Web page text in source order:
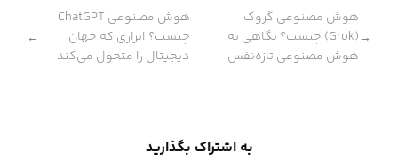
→
هوش مصنوعی گروک
(Grok) چیست؟ نگاهی به
هوش مصنوعی تازه‌نفس
هوش مصنوعی ChatGPT
چیست؟ ابزاری که جهان
دیجیتال را متحول می‌کند
←
به اشتراک بگذارید